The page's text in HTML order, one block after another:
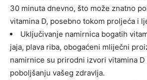
30 minuta dnevno, što može znatno
vitamina D, posebno tokom proljeća i
Uključivanje namirnica bogatih
jaja, plava riba, obogaćeni mliječni
namirnice su prirodni izvori vitamina
poboljšanju vašeg zdravlja.